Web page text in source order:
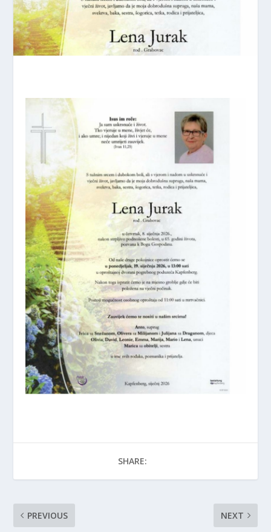
SHARE:
PREVIOUS NEXT